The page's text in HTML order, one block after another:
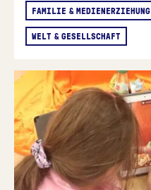
FAMILIE & MEDIENERZIEHUNG
WELT & GESELLSCHAFT